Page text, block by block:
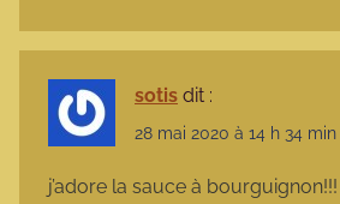
sotis dit :
28 mai 2020 à 14 h 34 min
j’adore la sauce à